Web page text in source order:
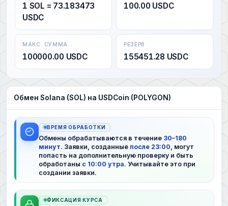
1 SOL = 73.183473
USDC
100.00 USDC
МАКС. СУММА
100000.00 USDC
РЕЗЕРВ
155451.28 USDC
Обмен Solana (SOL) на USDCoin (POLYGON)
ВРЕМЯ ОБРАБОТКИ
Обмены обрабатываются в течение 30–180
минут. Заявки, созданные после 23:00 , могут
попасть на дополнительную проверку и быть
обработаны с 10:00 утра. Учитывайте это при
создании заявки.
ФИКСАЦИЯ КУРСА